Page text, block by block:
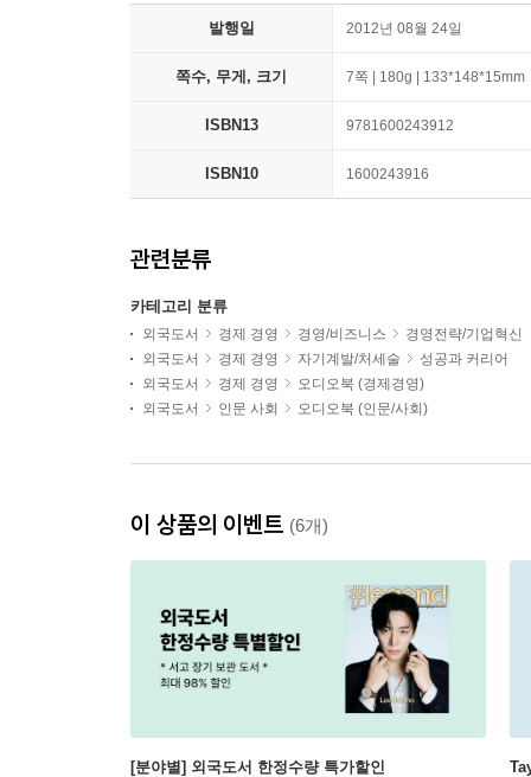
발행일 2012년 08월 24일
쪽수, 무게, 크기 7쪽 | 180g | 133*148*15mm
ISBN13 9781600243912
ISBN10 1600243916
관련분류
카테고리 분류
외국도서 경제 경영 경영/비즈니스
경영전략/기업혁신
외국도서
경제 경영 자기계발/처세술
성공과 커리어
외국도서
경제 경영
오디오북 (경제경영)
외국도서
인문 사회 오디오북 (인문/사회)
이 상품의 이벤트 (6개)
[분야별] 외국도서 한정수량 특가할인